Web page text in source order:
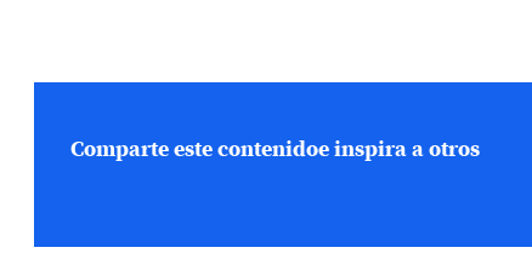
Comparte este contenidoe inspira a otros